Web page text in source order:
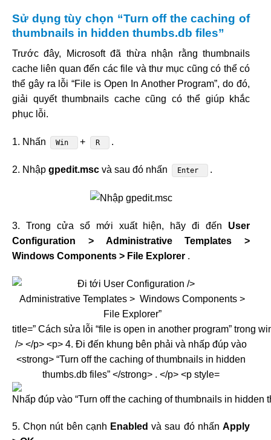
Sử dụng tùy chọn “Turn off the caching of
thumbnails in hidden thumbs.db files”
Trước đây, Microsoft đã thừa nhận rằng thumbnails
cache liên quan đến các file và thư mục cũng có thể có
thể gây ra lỗi “File is Open In Another Program”, do đó,
giải quyết thumbnails cache cũng có thể giúp khắc
phục lỗi.
1. Nhấn Win + R .
2. Nhập gpedit.msc và sau đó nhấn Enter .
3. Trong cửa sổ mới xuất hiện, hãy đi đến User
Configuration > Administrative Templates >
Windows Components > File Explorer .
5. Chọn nút bên cạnh Enabledvà sau đó nhấnApply